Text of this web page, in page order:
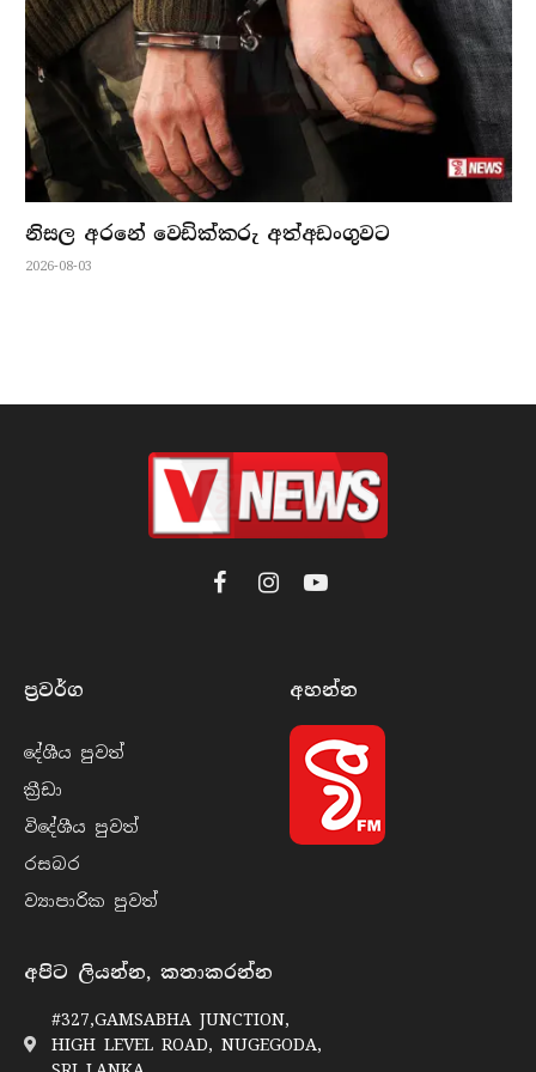
නිසල අරනේ වෙඩික්කරු අත්අඩංගුවට
2026-08-03
FacebookInstagramYouTube
ප්‍රවර්​ග
දේශීය පුව​ත්
ක්‍රී​ඩා
විදේශීය පුව​ත්
රසබ​ර
ව්‍යාපාරික පුව​ත්
අහන්​න
අපිට ලියන්න, කතාකරන්න
#327,GAMSABHA JUNCTION,
HIGH LEVEL ROAD, NUGEGODA,